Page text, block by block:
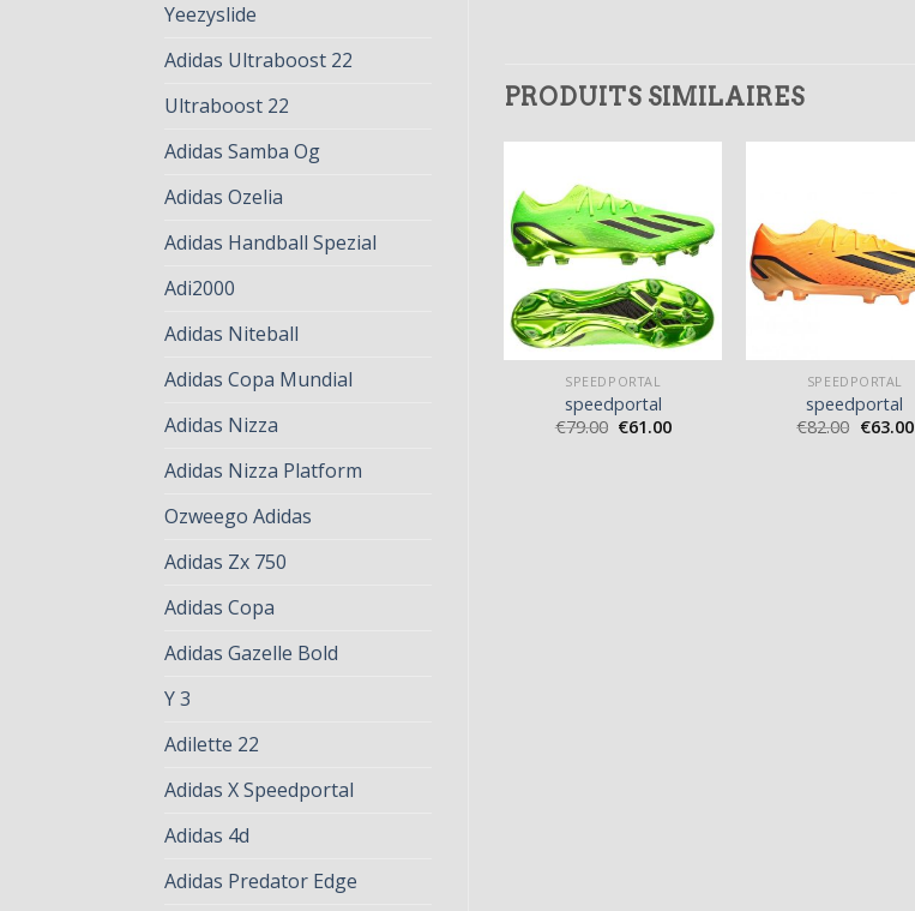
Yeezyslide
Adidas Ultraboost 22
Ultraboost 22
Adidas Samba Og
Adidas Ozelia
Adidas Handball Spezial
Adi2000
Adidas Niteball
Adidas Copa Mundial
Adidas Nizza
Adidas Nizza Platform
Ozweego Adidas
Adidas Zx 750
Adidas Copa
Adidas Gazelle Bold
Y 3
Adilette 22
Adidas X Speedportal
Adidas 4d
Adidas Predator Edge
PRODUITS SIMILAIRES
SPEEDPORTAL
speedportal
€79.00 €61.00
SPEEDPORTAL
speedportal
€82.00 €63.00
SPEEDPORTAL
63.00
SPEEDPORTAL